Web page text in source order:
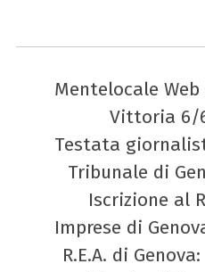
Mentelocale
Vittoria 6/
Testata
Tribunale di
Iscrizione al
Imprese di
R.E.A. di